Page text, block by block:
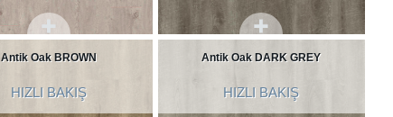
Antik Oak BROWN
HIZLI BAKIŞ
Antik Oak DARK GREY
HIZLI BAKIŞ